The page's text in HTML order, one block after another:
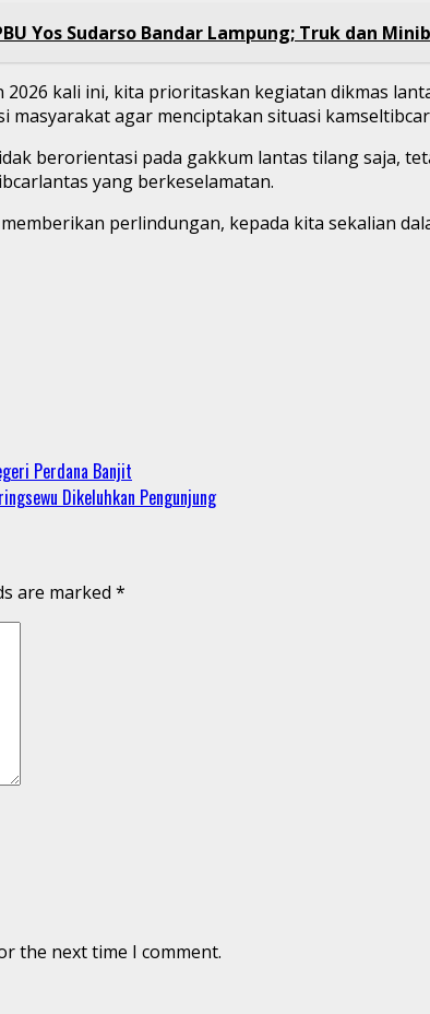
Yos Sudarso Bandar Lampung; Truk dan
kali ini, kita prioritaskan kegiatan dikmas
agar menciptakan situasi
berorientasi pada gakkum lantas tilang saja,
yang berkeselamatan.
perlindungan, kepada kita sekalian
Perdana Banjit
Dikeluhkan Pengunjung
are marked *
the next time I comment.